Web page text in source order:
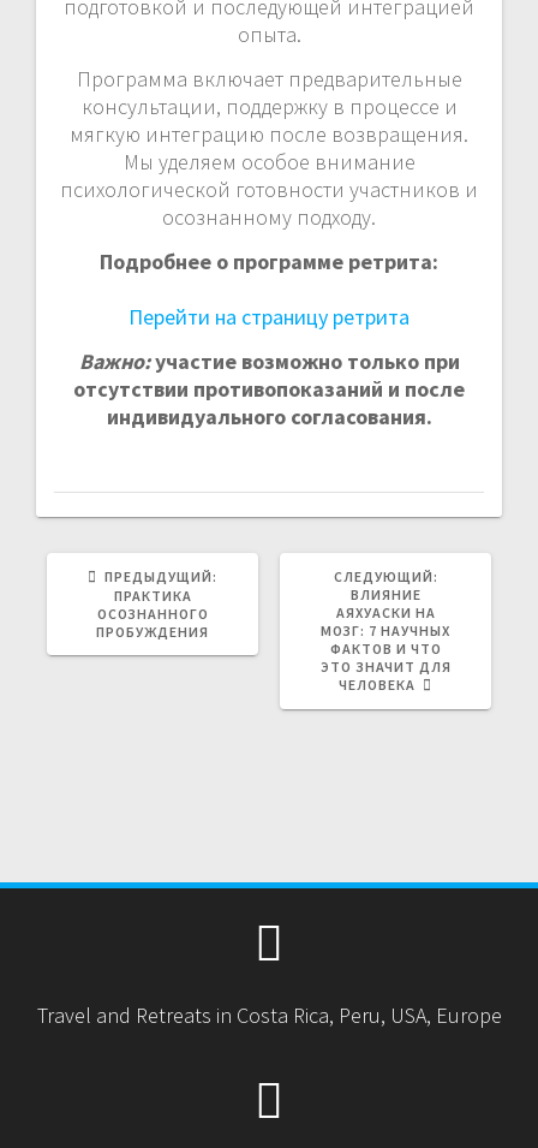
подготовкой и последующей интеграцией
опыта.
Программа включает предварительные
консультации, поддержку в процессе и
мягкую интеграцию после возвращения.
Мы уделяем особое внимание
психологической готовности участников и
осознанному подходу.
Подробнее о программе ретрита:
Перейти на страницу ретрита
Важно:участие возможно только при
отсутствии противопоказаний и после
индивидуального согласования.
ПРЕДЫДУЩИЙ:
ПРАКТИКА
ОСОЗНАННОГО
ПРОБУЖДЕНИЯ
СЛЕДУЮЩИЙ:
Д
У
Ю
ВЛИЯНИЕ
АЯХУАСКИ НА
МОЗГ: 7 НАУЧНЫХ
ФАКТОВ И ЧТО
ЭТО ЗНАЧИТ ДЛЯ
ЧЕЛОВЕКА
Travel and Retreats in Costa Rica, Peru, USA, Europe